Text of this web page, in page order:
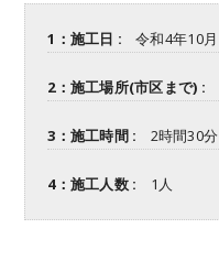
1：施工日 : 令和4年10月
2：施工場所(市区まで) :
3：施工時間 : 2時間30分
4：施工人数 : 1人